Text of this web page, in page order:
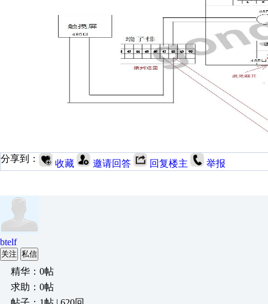
分享到： 收藏 邀请回答 回复楼主 举报
btelf
关注 私信
精华：0帖
求助：0帖